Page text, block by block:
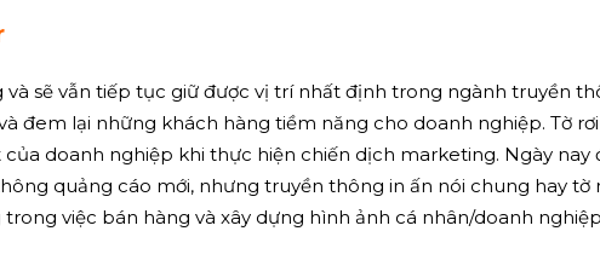
sẽ vẫn tiếp tục giữ được vị trí nhất định trong ngành truyền
đem lại những khách hàng tiềm năng cho doanh nghiệp. Tờ
doanh nghiệp khi thực hiện chiến dịch marketing. Ngày nay
quảng cáo mới, nhưng truyền thông in ấn nói chung hay tờ
việc bán hàng và xây dựng hình ảnh cá nhân/doanh nghiệp